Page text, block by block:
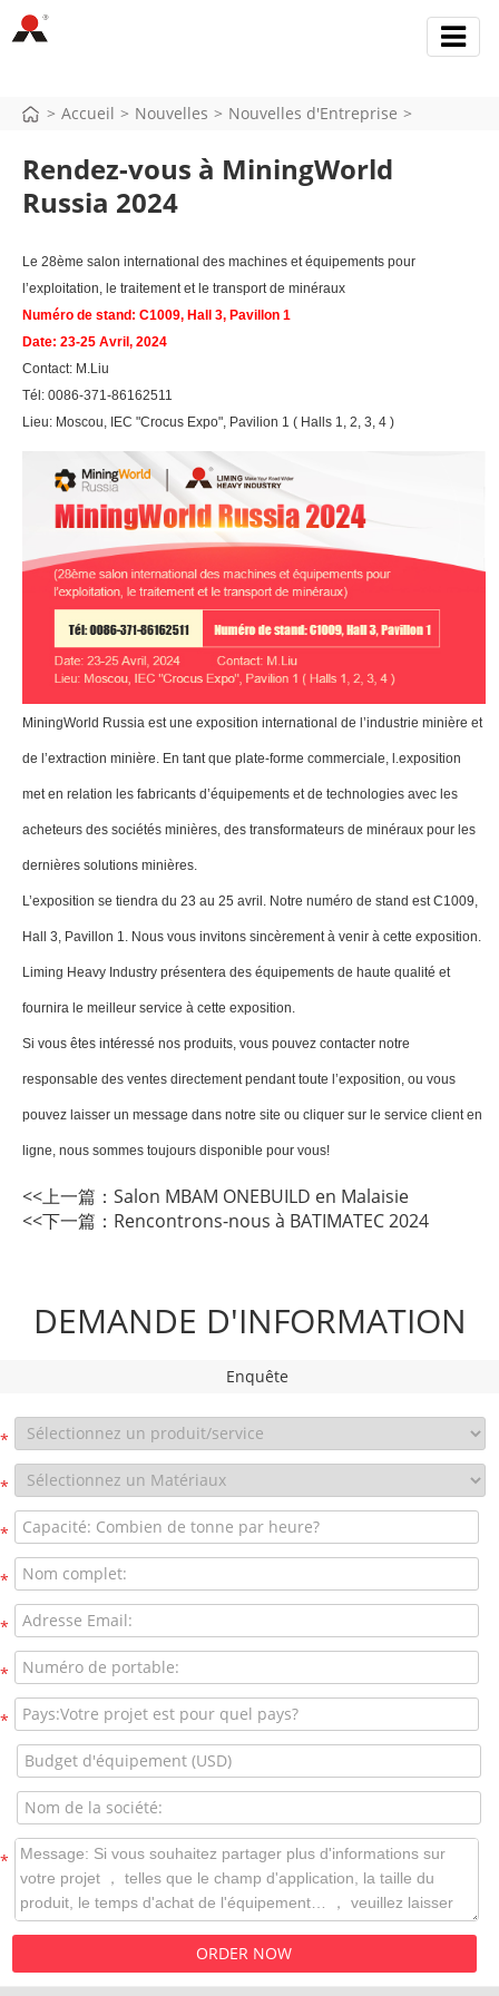
> Accueil > Nouvelles > Nouvelles d'Entreprise >
Rendez-vous à MiningWorld
Russia 2024
Le 28ème salon international des machines et équipements pour
l’exploitation, le traitement et le transport de minéraux
Numéro de stand: C1009, Hall 3, Pavillon 1
Date: 23-25 Avril, 2024
Contact: M.Liu
Tél: 0086-371-86162511
Lieu: Moscou, IEC "Crocus Expo", Pavilion 1 ( Halls 1, 2, 3, 4 )
MiningWorld Russia est une exposition international de l’industrie minière et
de l’extraction minière. En tant que plate-forme commerciale, l.exposition
met en relation les fabricants d’équipements et de technologies avec les
acheteurs des sociétés minières, des transformateurs de minéraux pour les
dernières solutions minières.
L’exposition se tiendra du 23 au 25 avril. Notre numéro de stand est C1009,
Hall 3, Pavillon 1. Nous vous invitons sincèrement à venir à cette exposition.
Liming Heavy Industry présentera des équipements de haute qualité et
fournira le meilleur service à cette exposition.
Si vous êtes intéressé nos produits, vous pouvez contacter notre
responsable des ventes directement pendant toute l’exposition, ou vous
pouvez laisser un message dans notre site ou cliquer sur le service client en
ligne, nous sommes toujours disponible pour vous!
<<上一篇： Salon MBAM ONEBUILD en Malaisie
<<下一篇： Rencontrons-nous à BATIMATEC 2024
DEMANDE D'INFORMATION
Enquête
*
*
*
*
*
*
*
*